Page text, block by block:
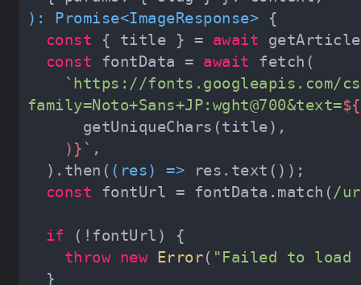
): Promise<ImageResponse>
const { title } = await
const fontData = await
`https://fonts.googleapis.com/
family=Noto+Sans+JP:wght@700&text=${
    )}
`
  ).then(
( res) =>
const fontUrl = fontData.match( /
if
throw new Error( "Failed to load